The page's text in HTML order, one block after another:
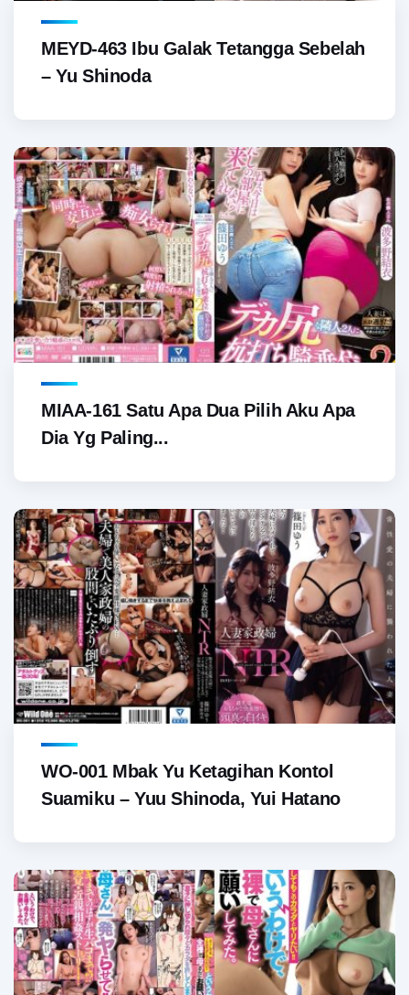
MEYD-463 Ibu Galak Tetangga Sebelah
– Yu Shinoda
MIAA-161 Satu Apa Dua Pilih Aku Apa
Dia Yg Paling...
WO-001 Mbak Yu Ketagihan Kontol
Suamiku – Yuu Shinoda, Yui Hatano